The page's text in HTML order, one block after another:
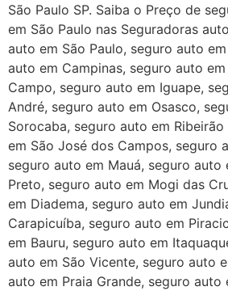
São Paulo SP. Saiba o Preço de
em São Paulo nas Seguradoras
auto em São Paulo, seguro auto
auto em Campinas, seguro auto
Campo, seguro auto em Iguape,
André, seguro auto em Osasco,
Sorocaba, seguro auto em
em São José dos Campos, seguro
seguro auto em Mauá, seguro auto
Preto, seguro auto em Mogi das
em Diadema, seguro auto em
Carapicuíba, seguro auto em
em Bauru, seguro auto em
auto em São Vicente, seguro auto
auto em Praia Grande, seguro auto